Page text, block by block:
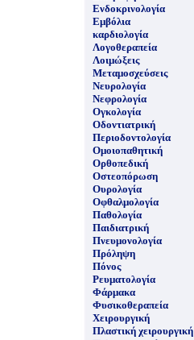
Ενδοκρινολογία
Εμβόλια
καρδιολογία
Λογοθεραπεία
Λοιμώξεις
Μεταμοσχεύσεις
Νευρολογία
Νεφρολογία
Ογκολογία
Οδοντιατρική
Περιοδοντολογία
Ομοιοπαθητική
Ορθοπεδική
Οστεοπόρωση
Ουρολογία
Οφθαλμολογία
Παθολογία
Παιδιατρική
Πνευμονολογία
Πρόληψη
Πόνος
Ρευματολογία
Φάρμακα
Φυσικοθεραπεία
Χειρουργική
Πλαστική χειρουργική